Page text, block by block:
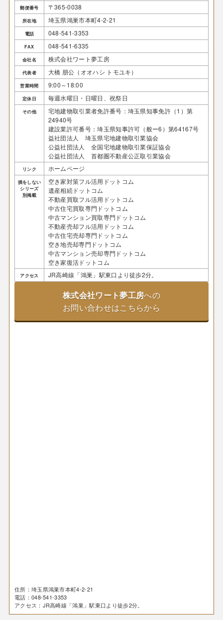
郵便番号 〒365-0038
所在地 埼玉県鴻巣市本町4-2-21
電話 048-541-3353
FAX 048-541-6335
会社名 株式会社ワート夢工房
代表者 大橋 朋公（オオハシ トモユキ）
営業時間 9:00～18:00
定休日 毎週水曜日・日曜日、祝祭日
その他
宅地建物取引業者免許番号：埼玉県知事免許（1）第
24940号
建設業許可番号：埼玉県知事許可（般ー6）第64167号
益社団法人 埼玉県宅地建物取引業協会
公益社団法人 全国宅地建物取引業保証協会
公益社団法人 首都圏不動産公正取引業協会
リンク ホームページ
損をしない
シリーズ
別掲載
空き家対策フル活用ドットコム
遺産相続ドットコム
不動産買取フル活用ドットコム
中古住宅買取専門ドットコム
中古マンション買取専門ドットコム
不動産売却フル活用ドットコム
中古住宅売却専門ドットコム
空き地売却専門ドットコム
中古マンション売却専門ドットコム
空き家復活ドットコム
アクセス JR高崎線「鴻巣」駅東口より徒歩2分。
株式会社ワート夢工房への
お問い合わせはこちらから
住所：埼玉県鴻巣市本町4-2-21
電話：048-541-3353
アクセス：JR高崎線「鴻巣」駅東口より徒歩2分。